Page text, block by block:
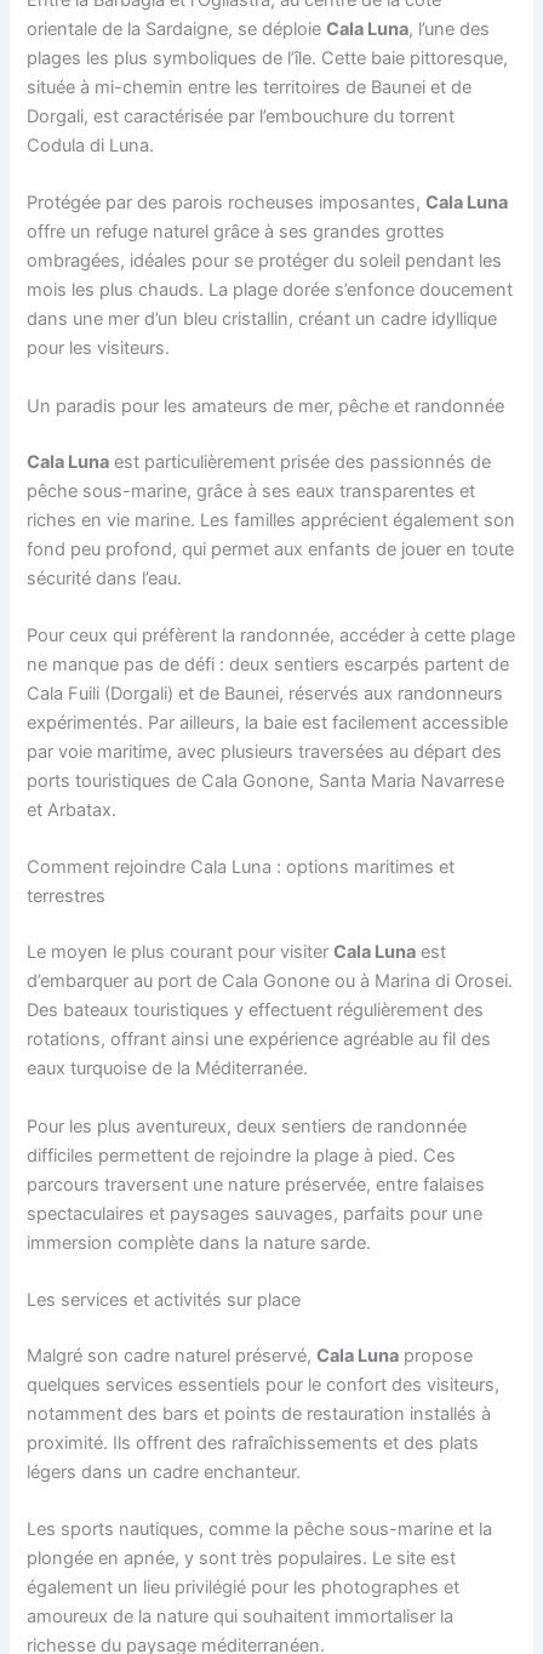
orientale de la Sardaigne, se déploieCala Luna, l’une des
plages les plus symboliques de l’île. Cette baie pittoresque,
située à mi-chemin entre les territoires de Baunei et de
Dorgali, est caractérisée par l’embouchure du torrent
Codula di Luna.
Protégée par des parois rocheuses imposantes,Cala Luna
offre un refuge naturel grâce à ses grandes grottes
ombragées, idéales pour se protéger du soleil pendant les
mois les plus chauds. La plage dorée s’enfonce doucement
dans une mer d’un bleu cristallin, créant un cadre idyllique
pour les visiteurs.
Un paradis pour les amateurs de mer, pêche et randonnée
Cala Luna est particulièrement prisée des passionnés de
pêche sous-marine, grâce à ses eaux transparentes et
riches en vie marine. Les familles apprécient également son
fond peu profond, qui permet aux enfants de jouer en toute
sécurité dans l’eau.
Pour ceux qui préfèrent la randonnée, accéder à cette plage
ne manque pas de défi : deux sentiers escarpés partent de
Cala Fuili (Dorgali) et de Baunei, réservés aux randonneurs
expérimentés. Par ailleurs, la baie est facilement accessible
par voie maritime, avec plusieurs traversées au départ des
ports touristiques de Cala Gonone, Santa Maria Navarrese
et Arbatax.
Comment rejoindre Cala Luna : options maritimes et
terrestres
Le moyen le plus courant pour visiterCala Luna est
d’embarquer au port de Cala Gonone ou à Marina di Orosei.
Des bateaux touristiques y effectuent régulièrement des
rotations, offrant ainsi une expérience agréable au fil des
eaux turquoise de la Méditerranée.
Pour les plus aventureux, deux sentiers de randonnée
difficiles permettent de rejoindre la plage à pied. Ces
parcours traversent une nature préservée, entre falaises
spectaculaires et paysages sauvages, parfaits pour une
immersion complète dans la nature sarde.
Les services et activités sur place
Malgré son cadre naturel préservé,Cala Luna propose
quelques services essentiels pour le confort des visiteurs,
notamment des bars et points de restauration installés à
proximité. Ils offrent des rafraîchissements et des plats
légers dans un cadre enchanteur.
Les sports nautiques, comme la pêche sous-marine et la
plongée en apnée, y sont très populaires. Le site est
également un lieu privilégié pour les photographes et
amoureux de la nature qui souhaitent immortaliser la
richesse du paysage méditerranéen.